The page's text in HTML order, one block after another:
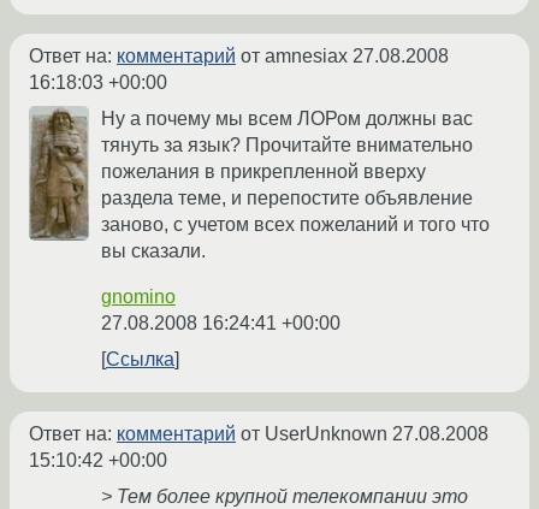
Ответ на: комментарий от amnesiax 27.08.2008
16:18:03 +00:00
Ну а почему мы всем ЛОРом должны вас
тянуть за язык? Прочитайте внимательно
пожелания в прикрепленной вверху
раздела теме, и перепостите объявление
заново, с учетом всех пожеланий и того что
вы сказали.
gnomino
27.08.2008 16:24:41 +00:00
Ссылка
Ответ на: комментарий от UserUnknown 27.08.2008
15:10:42 +00:00
> Тем более крупной телекомпании это